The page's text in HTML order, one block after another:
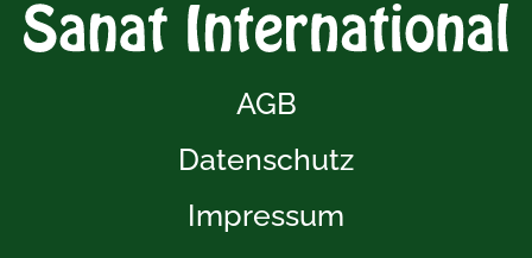
AGB
Datenschutz
Impressum